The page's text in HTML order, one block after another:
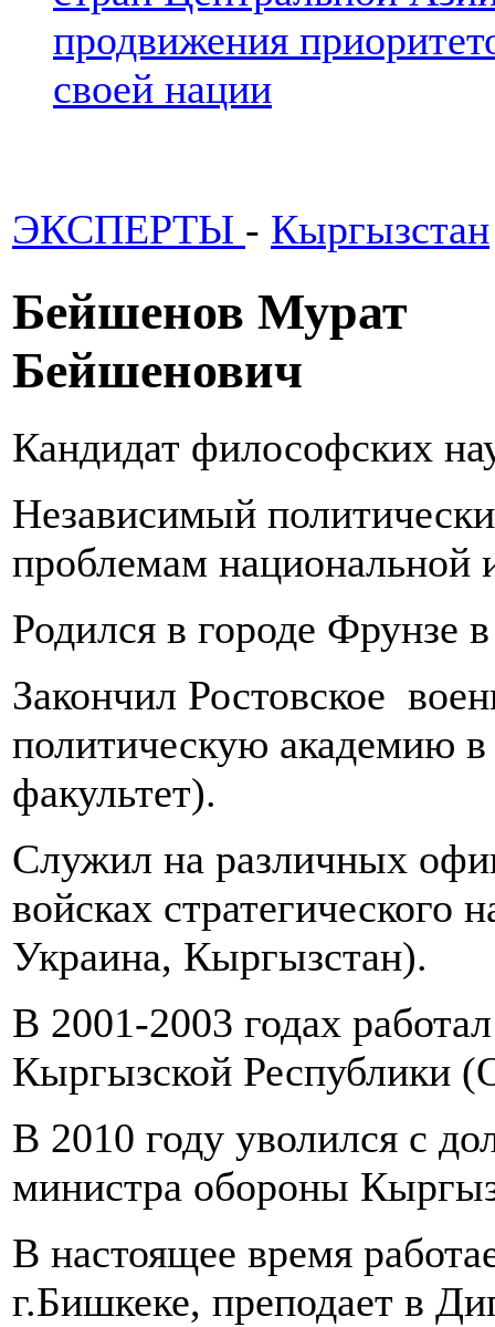
продвижения
своей нации
ЭКСПЕРТЫ - Кыргызстан
Бейшенов Мурат
Бейшенович
Кандидат философских
Независимый
проблемам национальной
Родился в городе Фрунзе
Закончил Ростовское
политическую академию
факультет).
Служил на различных
войсках стратегического
Украина, Кыргызстан).
В 2001-2003 годах
Кыргызской Республики
В 2010 году уволился с
министра обороны
В настоящее время
г.Бишкеке, преподает в